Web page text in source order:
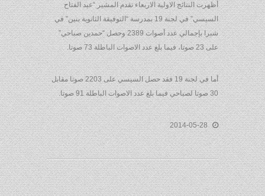
أظهرت النتائج الاولية الاربعاء تقدم المشير “عبد الفتاح
السيسي” في لجنة 19 بمدرسة “التوفيقة الثانوية بنين” في
شبرا بإجمالي عدد أصوات 2389 وحصل “حمدين صباحي”
على 23 صوتا، فيما بلغ عدد الاصوات الباطلة 73 صوتا.
أما في لجنة 19 فقد حصل السيسي على 2203 صوتا مقابل
30 صوتا لصباحي فيما بلغ عدد الاصوات الباطلة 91 صوتا.
2014-05-28